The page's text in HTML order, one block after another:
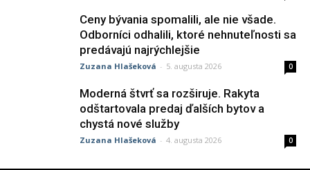
Ceny bývania spomalili, ale nie všade.
Odborníci odhalili, ktoré nehnuteľnosti sa
predávajú najrýchlejšie
Zuzana Hlašeková - 5. augusta 2026 0
Moderná štvrť sa rozširuje. Rakyta
odštartovala predaj ďalších bytov a
chystá nové služby
Zuzana Hlašeková - 4. augusta 2026 0